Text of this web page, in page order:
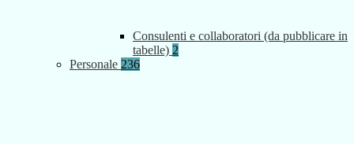
Consulenti e collaboratori (da pubblicare in
tabelle) 2
Personale 236